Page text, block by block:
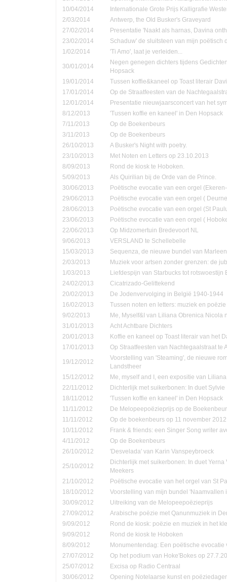
10/04/2014
Internationale Grote Prijs Kalligrafie
2/03/2014
Antwerp, the Old Busker's Graveyard
27/02/2014
Presentatie 'Naakt als harnas, Davina
23/02/2014
Schaduw' de sluitsteen van mijn poëtisch
1/02/2014
'Ti Amo', laat je verleiden...
30/01/2014
Negen genegen dichters tijdens
Hopsack
19/01/2014
Tussen koffie&kaneel op Toast literair
17/01/2014
Op de Straatfeesten van de
12/01/2014
Presentatie nieuwjaarsconcert van het
8/12/2013
'Tussen koffie en kaneel' in Den Hopsack
7/11/2013
Op de Boekenbeurs
3/11/2013
Op de Boekenbeurs
26/10/2013
A Busker's Night with poetry.
23/10/2013
Met Noten en Letters op 23.10.2013
8/09/2013
Rond de kiosk te Hoboken.
5/09/2013
Als Quirilian bij de Orde van de Prince.
30/06/2013
Poëtische evocatie van een orgel
29/06/2013
Poëtische evocatie van een orgel (
28/06/2013
Poëtische evocatie van een orgel (St
23/06/2013
Poëtische evocatie van een orgel (
22/06/2013
Op Midzomertuin Bredevoort NL
9/06/2013
VERSLAND te Schellebelle
15/03/2013
Sequenza, de nieuwe bundel van
2/03/2013
Muziek voor artsen zonder grenzen: de
1/03/2013
Liefdespijn van Starbucks tot rotswoestijn
24/02/2013
Cicatrizado-Gelittekend
20/02/2013
De Jodenvervolging in België 1940-1944
16/02/2013
Tussen noten en letters: muziek en
9/02/2013
Me, Myself&I van Liliana Obrenica Nicola
31/01/2013
Acht Achtbare Dichters
20/01/2013
Koffie en kaneel op Toast literair van het
17/01/2013
Op Straatfeesten van Nachtegaalstraat te
19/12/2012
Voorstelling van 'Steaming', de nieuwe
Landstheer
15/12/2012
Me, myself and I, een expositie van
22/11/2012
Dichterlijk met suikerbonen: In duet
18/11/2012
'Tussen koffie en kaneel' in Den Hopsack
11/11/2012
De Melopeepoëzieprijs op de
11/11/2012
Op de boekenbeurs op 11 november 2012
10/11/2012
Frank & friends: een Singer Song writer
4/11/2012
Op de Boekenbeurs
26/10/2012
'Desvelada' van Karin Vanspeybroeck
25/10/2012
Dichterlijk met suikerbonen: In duet
Meekers
21/10/2012
Poëtische evocatie van het orgel van St
18/10/2012
Voorstelling van mijn bundel 'Naamvallen
30/09/2012
Uitreiking van de Melopeepoëzieprijs
27/09/2012
Arabische poëzie met Qanunmuziek in
9/09/2012
Rond de kiosk: poëzie en muziek in het
9/09/2012
Rond de kiosk te Hoboken
8/09/2012
Monumentendag: Een poëtische evocatie
27/07/2012
Op het podium van Hoke'Bokes op
25/07/2012
Excisa op Radio Centraal
30/06/2012
Opening Notelaarse kunst en